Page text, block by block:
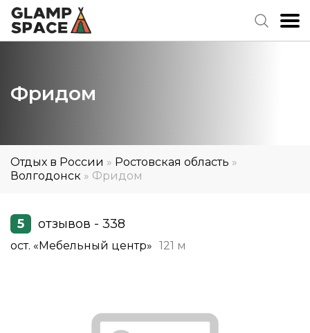
Фридом
Отдых в России » Ростовская область »
Волгодонск » Фридом
5 отзывов - 338
ост. «Мебельный центр» 121 м